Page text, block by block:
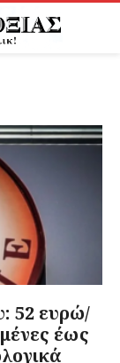
52 ευρώ/
έως